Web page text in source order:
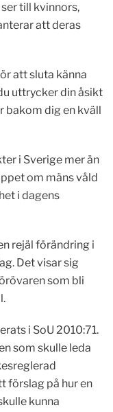
till kvinnors,
att deras
att sluta känna
uttrycker din åsikt
bakom dig en kväll
i Sverige mer än
om mäns våld
i dagens
rejäl förändring i
Det visar sig
som bli
i SoU 2010:71.
som skulle leda
förslag på hur en
kunna